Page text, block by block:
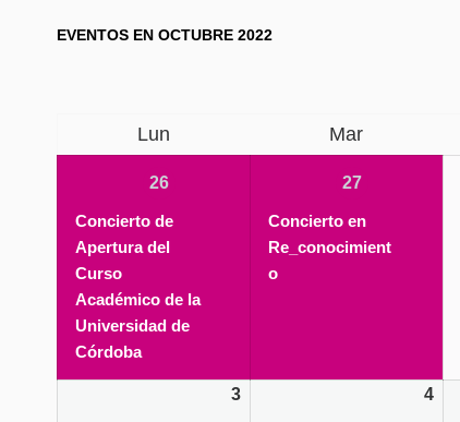
EVENTOS EN OCTUBRE 2022
Lun Mar
26
Concierto de
Apertura del
Curso
Académico de la
Universidad de
Córdoba
27
Concierto en
Re_conocimient
o
3 4